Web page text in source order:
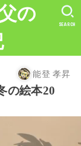
の
SEARCH
能登 孝昇
の絵本20